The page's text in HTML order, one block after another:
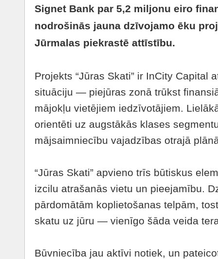
Signet Bank par 5,2 miljonu eiro
nodrošinās jauna dzīvojamo ēku
Jūrmalas piekrastē attīstību.
Projekts “Jūras Skati” ir InCity Capital
situāciju — piejūras zonā trūkst
mājokļu vietējiem iedzīvotājiem.
orientēti uz augstākās klases
mājsaimniecību vajadzības otrajā
“Jūras Skati” apvieno trīs būtiskus
izcilu atrašanās vietu un pieejamību.
pārdomātām koplietošanas telpām,
skatu uz jūru — vienīgo šāda veida
Būvniecība jau aktīvi notiek, un